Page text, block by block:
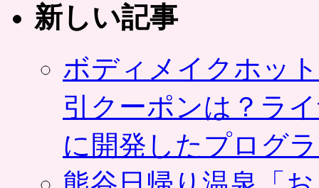
新しい記事
ボディメイクホッ
引クーポンは？ラ
に開発したプログ